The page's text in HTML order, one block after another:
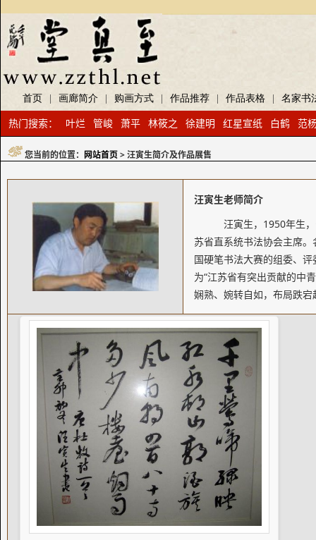
首页 画廊简介 购画方式 作品推荐 作品表格 名家书
热门搜索： 叶烂 管峻 萧平 林筱之 徐建明 红星宣纸 白鹤 范
您当前的位置： 网站首页> 汪寅生简介及作品展售
汪寅生老师简介
汪寅生，1950年生
苏省直系统书法协会主席
国硬笔书法大赛的组委、
为“江苏省有突出贡献的中
娴熟、婉转自如，布局跌